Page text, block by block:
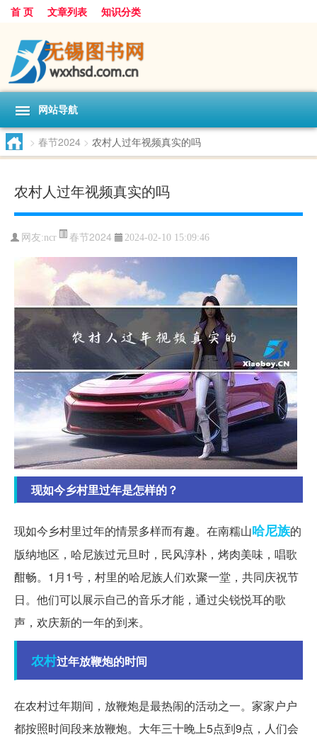
首 页 文章列表 知识分类
网站导航
> 春节2024 > 农村人过年视频真实的吗
农村人过年视频真实的吗
网友:ncr 春节2024 2024-02-10 15:09:46
现如今乡村里过年是怎样的？
现如今乡村里过年的情景多样而有趣。在南糯山哈尼族的
版纳地区，哈尼族过元旦时，民风淳朴，烤肉美味，唱歌
酣畅。1月1号，村里的哈尼族人们欢聚一堂，共同庆祝节
日。他们可以展示自己的音乐才能，通过尖锐悦耳的歌
声，欢庆新的一年的到来。
农村过年放鞭炮的时间
在农村过年期间，放鞭炮是最热闹的活动之一。家家户户
都按照时间段来放鞭炮。大年三十晚上5点到9点，人们会